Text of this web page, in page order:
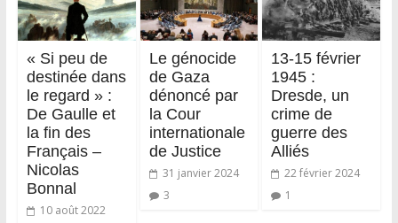
« Si peu de
destinée dans
le regard » :
De Gaulle et
la fin des
Français –
Nicolas
Bonnal
10 août 2022
Le génocide
de Gaza
dénoncé par
la Cour
internationale
de Justice
31 janvier 2024
3
13-15 février
1945 :
Dresde, un
crime de
guerre des
Alliés
22 février 2024
1